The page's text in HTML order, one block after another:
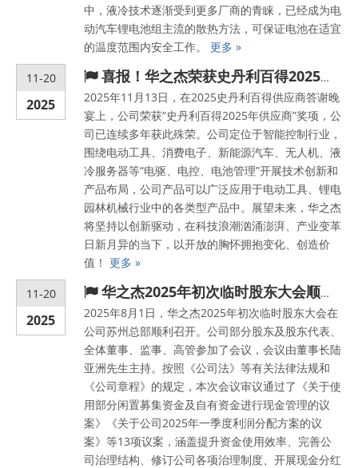
中，液冷技术逐渐受到更多厂商的青睐，已经成为电
动汽车锂电池组主流的散热方法，可保证电池在适宜
的温度范围内安全工作。 更多 »
11-20
2025
喜报！华之杰荣获史丹利百得2025年供应商奖项
2025年11月13日，在2025史丹利百得供应商答谢晚
宴上，公司荣获“史丹利百得2025年供应商”奖项，公
司已连续多年获此殊荣。公司定位于智能控制行业，
围绕电动工具、消费电子、新能源汽车、无人机、液
冷服务器等“电驱、电控、电池管理”开展技术创新和
产品布局，公司产品可以广泛应用于电动工具、锂电
园林机械行业中的各类型产品中。展望未来，华之杰
将坚持以创新驱动，在科技浪潮汹涌澎湃、产业变革
日新月异的当下，以开放的胸怀拥抱变化、创造价
值！ 更多 »
11-20
2025
华之杰2025年初次临时股东大会顺利召开
2025年8月1日，华之杰2025年初次临时股东大会在
公司苏州总部顺利召开。公司部分股东及股东代表、
全体董事、监事、高管参加了会议，会议由董事长陆
亚洲先生主持。按照《公司法》等有关法律法规和
《公司章程》的规定，本次会议审议通过了《关于使
用部分闲置募集资金及自有资金进行现金管理的议
案》《关于公司2025年一季度利润分配方案的议
案》等13项议案，涵盖提升资金使用效率、完善公
司治理结构、修订公司各项治理制度、开展现金分红